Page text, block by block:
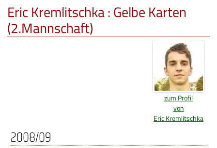
Eric Kremlitschka : Gelbe Karten
(2.Mannschaft)
zum Profil
von
Eric Kremlitschka
2008/09